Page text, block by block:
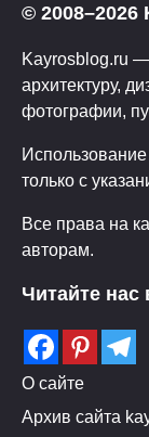
© 2008–2026
Kayrosblog.ru —
архитектуру,
фотографии,
только с
Все права на
авторам.
Читайте нас
О сайте
Архив сайта